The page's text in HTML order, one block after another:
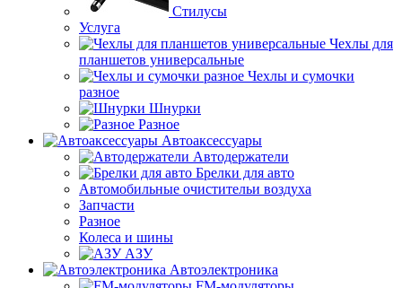
Стилусы
Услуга
Чехлы для
планшетов универсальные
Чехлы и сумочки
разное
Шнурки
Разное
Автоаксессуары
Автодержатели
Брелки для авто
Автомобильные очистительи воздуха
Запчасти
Разное
Колеса и шины
АЗУ
Автоэлектроника